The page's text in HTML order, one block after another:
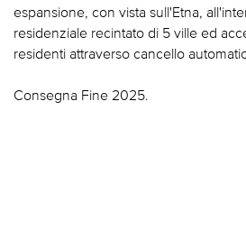
espansione, con vista sull'Etna,
residenziale recintato di 5 ville ed
residenti attraverso cancello
Consegna Fine 2025.